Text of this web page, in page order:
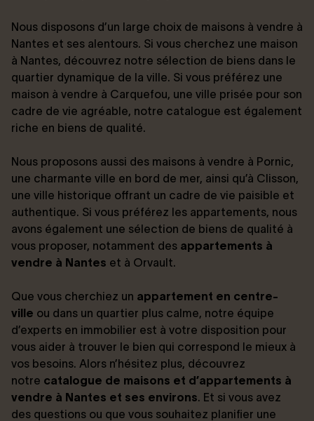
Nous disposons d’un large choix de maisons à vendre à
Nantes et ses alentours. Si vous cherchez une maison
à Nantes, découvrez notre sélection de biens dans le
quartier dynamique de la ville. Si vous préférez une
maison à vendre à Carquefou, une ville prisée pour son
cadre de vie agréable, notre catalogue est également
riche en biens de qualité.
Nous proposons aussi des maisons à vendre à Pornic,
une charmante ville en bord de mer, ainsi qu’à Clisson,
une ville historique offrant un cadre de vie paisible et
authentique. Si vous préférez les appartements, nous
avons également une sélection de biens de qualité à
vous proposer, notamment des appartements à
vendre à Nantes et à Orvault.
Que vous cherchiez un appartement en centre-
ville ou dans un quartier plus calme, notre équipe
d’experts en immobilier est à votre disposition pour
vous aider à trouver le bien qui correspond le mieux à
vos besoins. Alors n’hésitez plus, découvrez
notre catalogue de maisons et d’appartements à
vendre à Nantes et ses environs. Et si vous avez
des questions ou que vous souhaitez planifier une